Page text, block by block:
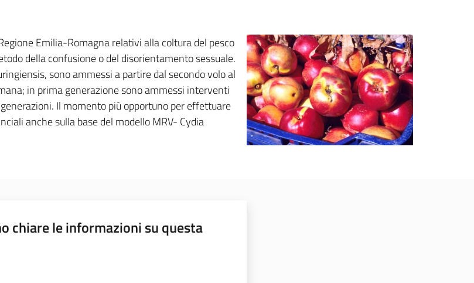
Emilia-Romagna relativi alla coltura del pesco
della confusione o del disorientamento sessuale.
sono ammessi a partire dal secondo volo al
in prima generazione sono ammessi interventi
Il momento più opportuno per effettuare
anche sulla base del modello MRV- Cydia
chiare le informazioni su questa